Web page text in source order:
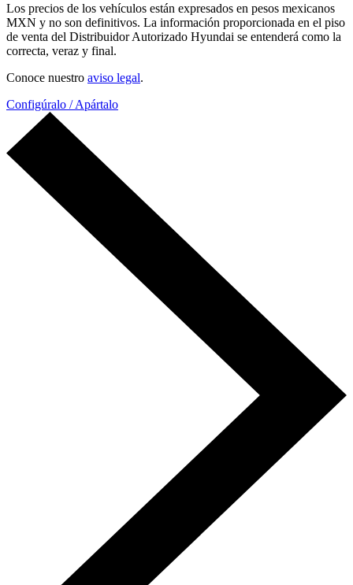
Los precios de los vehículos están expresados en pesos mexicanos
MXN y no son definitivos. La información proporcionada en el piso
de venta del Distribuidor Autorizado Hyundai se entenderá como la
correcta, veraz y final.
Conoce nuestro aviso legal.
Configúralo / Apártalo